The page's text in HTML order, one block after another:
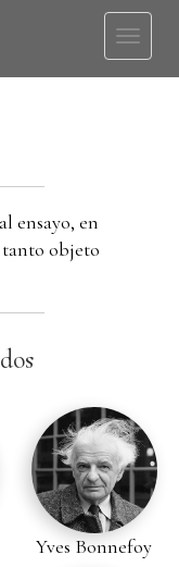
Toggle
ensayo, en
tanto objeto
Yves Bonnefoy